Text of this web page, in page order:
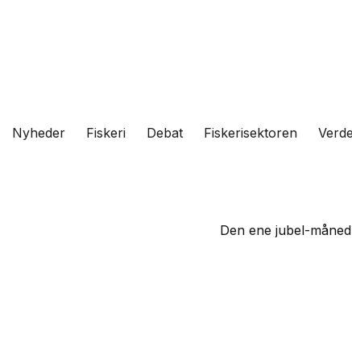
Nyheder Fiskeri Debat Fiskerisektoren
Den ene jubel-